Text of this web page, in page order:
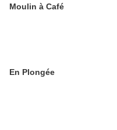
Moulin à Café
En Plongée